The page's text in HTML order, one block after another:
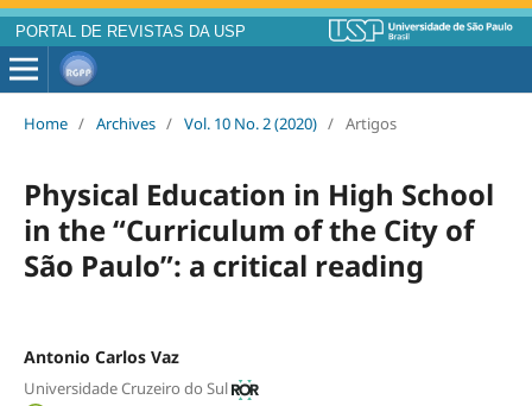
PORTAL DE REVISTAS DA USP
Home / Archives / Vol. 10 No. 2 (2020) / Artigos
Physical Education in High School
in the “Curriculum of the City of
São Paulo”: a critical reading
Antonio Carlos Vaz
Universidade Cruzeiro do Sul